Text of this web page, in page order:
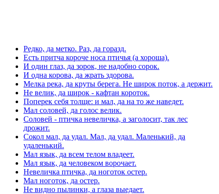
Редко, да метко. Раз, да горазд.
Есть притча короче носа птичья (а хороша).
И один глаз, да зорок, не надобно сорок.
И одна корова, да жрать здорова.
Мелка река, да круты берега. Не широк поток, а держит.
Не велик, да широк - кафтан короток.
Поперек себя толще: и мал, да на то же наведет.
Мал соловей, да голос велик.
Соловей - птичка невеличка, а заголосит, так лес
дрожит.
Сокол мал, да удал. Мал, да удал. Маленький, да
удаленький.
Мал язык, да всем телом владеет.
Мал язык, да человеком ворочает.
Невеличка птичка, да ноготок остер.
Мал ноготок, да остер.
Не видно пылинки, а глаза выедает.